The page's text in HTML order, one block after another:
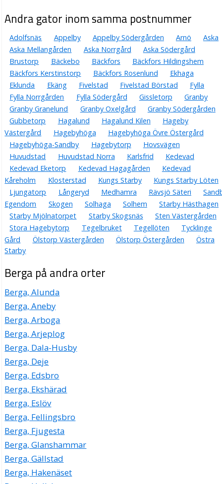
Andra gator inom samma postnummer
Adolfsnäs Appelby Appelby Södergården Arnö
Aska
Aska Mellangården
Aska Norrgård
Aska Södergård
Brustorp
Bäckebo Bäckfors
Bäckfors Hildingshem
Bäckfors Kerstinstorp
Bäckfors Rosenlund
Ekhaga
Eklunda
Ekäng Fivelstad Fivelstad Börstad
Fylla
Fylla Norrgården
Fylla Södergård Gissletorp
Granby
Granby Granelund
Granby Oxelgård
Granby Södergården
Gubbetorp
Hagalund Hagalund Kilen
Hageby
Västergård
Hagebyhöga
Hagebyhöga Övre Östergård
Hagebyhöga-Sandby
Hagebytorp
Hovsvägen
Huvudstad
Huvudstad Norra Karlsfrid
Kedevad
Kedevad Eketorp
Kedevad Hagagården
Kedevad
Kåreholm
Klosterstad Kungs Starby
Kungs Starby Löten
Ljungatorp
Långeryd Medhamra Rävsjö Säteri
Egendom
Skogen Solhaga Solhem
Starby Hästhagen
Starby Mjölnatorpet
Starby Skogsnäs
Sten Västergården
Stora Hagebytorp
Tegelbruket Tegellöten
Tycklinge
Gård
Ölstorp Västergården Ölstorp Östergården
Östra
Starby
Berga på andra orter
Berga, Alunda
Berga, Aneby
Berga, Arboga
Berga, Arjeplog
Berga, Dala-Husby
Berga, Deje
Berga, Edsbro
Berga, Ekshärad
Berga, Eslöv
Berga, Fellingsbro
Berga, Fjugesta
Berga, Glanshammar
Berga, Gällstad
Berga, Hakenäset